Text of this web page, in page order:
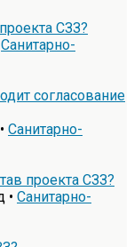
СЗЗ?
Санитарно-
согласование
• Санитарно-
проекта СЗЗ?
• Санитарно-